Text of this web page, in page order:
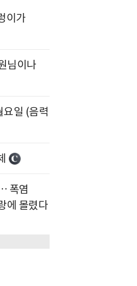
이가
님이나
요일 (음력
폭염
에 몰렸다